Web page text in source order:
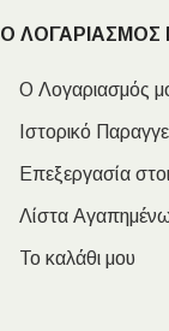
Ο ΛΟΓΑΡΙΑΣΜΟΣ
Ο Λογαριασμός
Ιστορικό
Επεξεργασία
Λίστα
Το καλάθι μου